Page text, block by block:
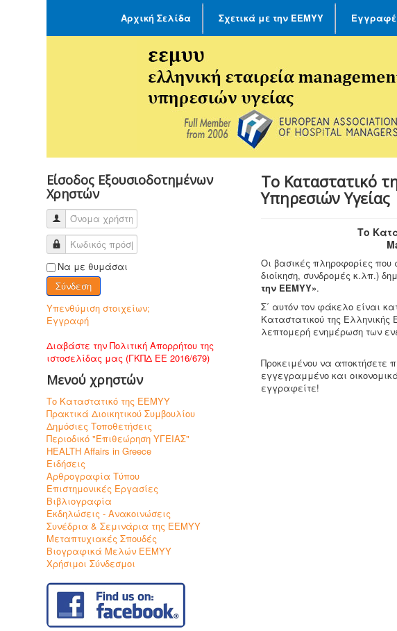
Αρχική Σελίδα Σχετικά με την ΕΕΜΥΥ
Είσοδος Εξουσιοδοτημένων
Χρηστών
Να με θυμάσαι
Σύνδεση
Υπενθύμιση στοιχείων;
Εγγραφή
Διαβάστε την Πολιτική Απορρήτου της
ιστοσελίδας μας (ΓΚΠΔ ΕΕ 2016/679)
Μενού χρηστών
Το Καταστατικό της ΕΕΜΥΥ
Πρακτικά Διοικητικού Συμβουλίου
Δημόσιες Τοποθετήσεις
Περιοδικό "Επιθεώρηση ΥΓΕΙΑΣ"
HEALTH Affairs in Greece
Ειδήσεις
Αρθρογραφία Τύπου
Επιστημονικές Εργασίες
Βιβλιογραφία
Εκδηλώσεις - Ανακοινώσεις
Συνέδρια & Σεμινάρια της ΕΕΜΥΥ
Μεταπτυχιακές Σπουδές
Βιογραφικά Μελών ΕΕΜΥΥ
Χρήσιμοι Σύνδεσμοι
Το Καταστατικό
Υπηρεσιών Υγείας
Το
Οι βασικές πληροφορίες
διοίκηση, συνδρομές κ.λπ.)
την ΕΕΜΥΥ».
Σ΄ αυτόν τον φάκελο είναι
Καταστατικού της
λεπτομερή ενημέρωση των
Προκειμένου να αποκτήσετε
εγγεγραμμένο και
εγγραφείτε!